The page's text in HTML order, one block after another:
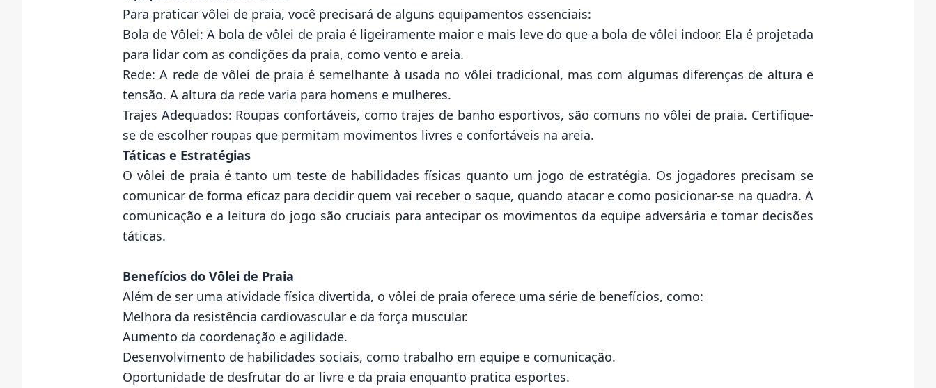
Para praticar vôlei de praia, você precisará de alguns equipamentos essenciais:
Bola de Vôlei: A bola de vôlei de praia é ligeiramente maior e mais leve do que a bola de vôlei indoor. Ela é projetada
para lidar com as condições da praia, como vento e areia.
Rede: A rede de vôlei de praia é semelhante à usada no vôlei tradicional, mas com algumas diferenças de altura e
tensão. A altura da rede varia para homens e mulheres.
Trajes Adequados: Roupas confortáveis, como trajes de banho esportivos, são comuns no vôlei de praia. Certifique-
se de escolher roupas que permitam movimentos livres e confortáveis na areia.
Táticas e Estratégias
O vôlei de praia é tanto um teste de habilidades físicas quanto um jogo de estratégia. Os jogadores precisam se
comunicar de forma eficaz para decidir quem vai receber o saque, quando atacar e como posicionar-se na quadra. A
comunicação e a leitura do jogo são cruciais para antecipar os movimentos da equipe adversária e tomar decisões
táticas.
Benefícios do Vôlei de Praia
Além de ser uma atividade física divertida, o vôlei de praia oferece uma série de benefícios, como:
Melhora da resistência cardiovascular e da força muscular.
Aumento da coordenação e agilidade.
Desenvolvimento de habilidades sociais, como trabalho em equipe e comunicação.
Oportunidade de desfrutar do ar livre e da praia enquanto pratica esportes.